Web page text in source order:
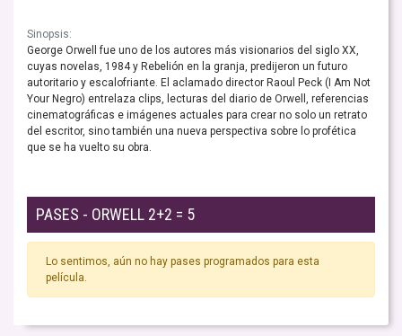
Sinopsis:
George Orwell fue uno de los autores más visionarios del siglo XX,
cuyas novelas, 1984 y Rebelión en la granja, predijeron un futuro
autoritario y escalofriante. El aclamado director Raoul Peck (I Am Not
Your Negro) entrelaza clips, lecturas del diario de Orwell, referencias
cinematográficas e imágenes actuales para crear no solo un retrato
del escritor, sino también una nueva perspectiva sobre lo profética
que se ha vuelto su obra.
PASES - ORWELL 2+2 = 5
Lo sentimos, aún no hay pases programados para esta
película.